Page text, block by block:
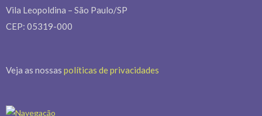
Vila Leopoldina – São Paulo/SP
CEP: 05319-000
Veja as nossas políticas de privacidades